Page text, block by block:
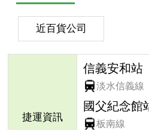
近百貨公司
捷運資訊
信義安和站
淡水信義線
國父紀念館
板南線